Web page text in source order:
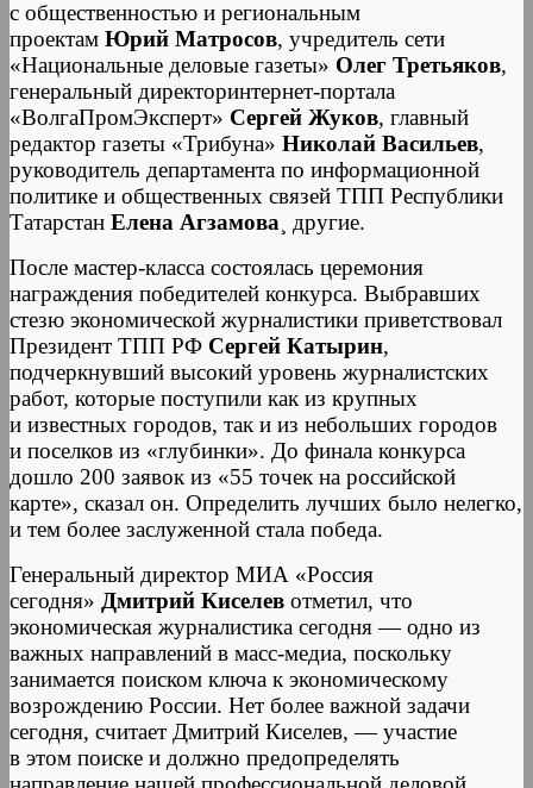
с общественностью и региональным
проектам Юрий Матросов, учредитель сети
«Национальные деловые газеты» Олег Третьяков,
генеральный директоринтернет-портала
«ВолгаПромЭксперт» Сергей Жуков, главный
редактор газеты «Трибуна» Николай Васильев,
руководитель департамента по информационной
политике и общественных связей ТПП Республики
Татарстан Елена Агзамова ¸ другие.
После мастер-класса состоялась церемония
награждения победителей конкурса. Выбравших
стезю экономической журналистики приветствовал
Президент ТПП РФ Сергей Катырин,
подчеркнувший высокий уровень журналистских
работ, которые поступили как из крупных
и известных городов, так и из небольших городов
и поселков из «глубинки». До финала конкурса
дошло 200 заявок из «55 точек на российской
карте», сказал он. Определить лучших было нелегко,
и тем более заслуженной стала победа.
Генеральный директор МИА «Россия
сегодня» Дмитрий Киселев отметил, что
экономическая журналистика сегодня — одно из
важных направлений в масс-медиа, поскольку
занимается поиском ключа к экономическому
возрождению России. Нет более важной задачи
сегодня, считает Дмитрий Киселев, — участие
в этом поиске и должно предопределять